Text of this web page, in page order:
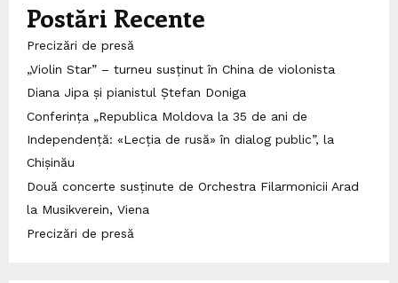
Postări Recente
Precizări de presă
„Violin Star” – turneu susținut în China de violonista
Diana Jipa și pianistul Ștefan Doniga
Conferința „Republica Moldova la 35 de ani de
Independență: «Lecția de rusă» în dialog public”, la
Chișinău
Două concerte susținute de Orchestra Filarmonicii Arad
la Musikverein, Viena
Precizări de presă